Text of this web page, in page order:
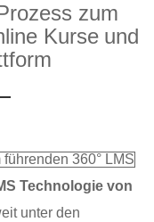
zum
Kurse und
360° LMS
Technologie von
unter den